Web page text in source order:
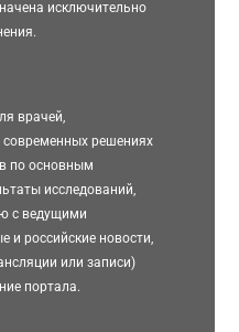
исключительно
врачей,
решениях
по основным
исследований,
с ведущими
и российские новости,
или записи)
портала.